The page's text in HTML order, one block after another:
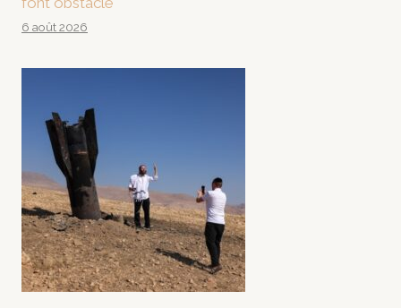
6 août 2026